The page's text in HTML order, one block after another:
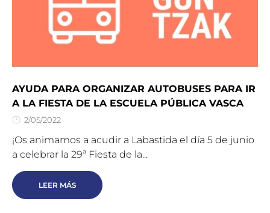
AYUDA PARA ORGANIZAR AUTOBUSES PARA IR
A LA FIESTA DE LA ESCUELA PÚBLICA VASCA
2/05/2022
¡Os animamos a acudir a Labastida el día 5 de junio
a celebrar la 29ª Fiesta de la...
LEER MÁS